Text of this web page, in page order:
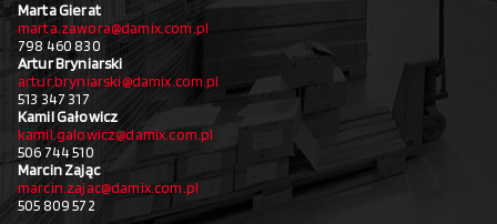
Marta Gierat
marta.zawora@damix.com.pl
798 460 830
Artur Bryniarski
artur.bryniarski@damix.com.pl
513 347 317
Kamil Gałowicz
kamil.galowicz@damix.com.pl
506 744 510
Marcin Zając
marcin.zajac@damix.com.pl
505 809 572